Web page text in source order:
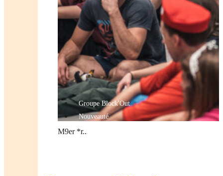
M9er *r..
Groupe Block'Out
Nouveauté